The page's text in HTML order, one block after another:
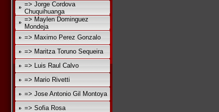
=> Jorge Cordova
Chuquihuanga
=> Maylen Dominguez
Mondeja
=> Maximo Perez Gonzalo
=> Maritza Toruno Sequeira
=> Luis Raul Calvo
=> Mario Rivetti
=> Jose Antonio Gil Montoya
=> Sofia Rosa